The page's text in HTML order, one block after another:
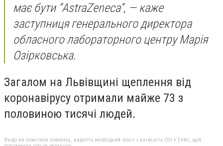
має бути “AstraZeneca”, — каже
заступниця генерального директора
обласного лабораторного центру Марія
Озірковська.
Загалом на Львівщині щеплення від
коронавірусу отримали майже 73 з
половиною тисячі людей.
Якщо ви помітили помилку, виділіть необхідний текст і натисніть Ctrl + Enter, щоб